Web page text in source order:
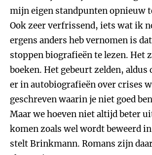
mijn eigen standpunten opnieuw
Ook zeer verfrissend, iets wat ik
ergens anders heb vernomen is
stoppen biografieën te lezen. Het
boeken. Het gebeurt zelden, aldus
er in autobiografieën over crises
geschreven waarin je niet goed
Maar we hoeven niet altijd beter
komen zoals wel wordt beweerd
stelt Brinkmann. Romans zijn